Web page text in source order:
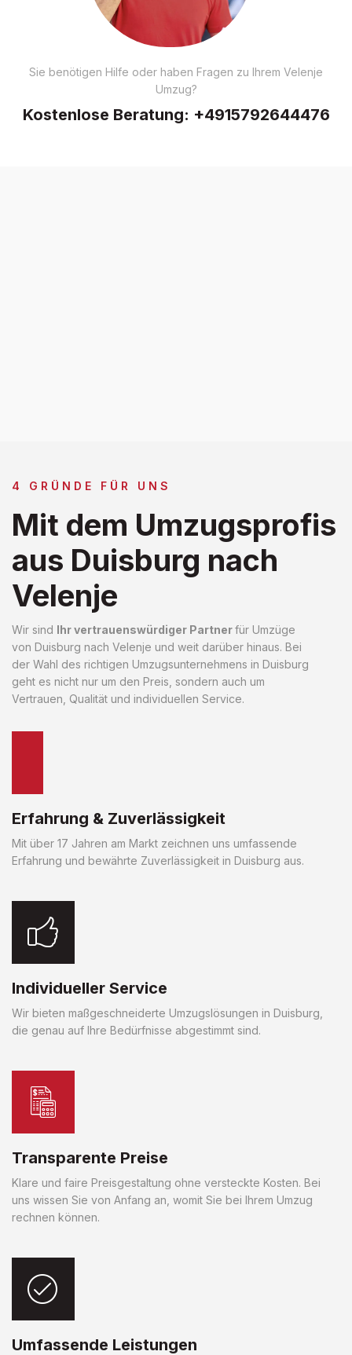
Sie benötigen Hilfe oder haben Fragen zu Ihrem Velenje
Umzug?
Kostenlose Beratung: +4915792644476
4 GRÜNDE FÜR UNS
Mit dem Umzugsprofis
aus Duisburg nach
Velenje
Wir sind Ihr vertrauenswürdiger Partnerfür Umzüge
von Duisburg nach Velenje und weit darüber hinaus. Bei
der Wahl des richtigen Umzugsunternehmens in Duisburg
geht es nicht nur um den Preis, sondern auch um
Vertrauen, Qualität und individuellen Service.
Erfahrung & Zuverlässigkeit
Mit über 17 Jahren am Markt zeichnen uns umfassende
Erfahrung und bewährte Zuverlässigkeit in Duisburg aus.
Individueller Service
Wir bieten maßgeschneiderte Umzugslösungen in Duisburg,
die genau auf Ihre Bedürfnisse abgestimmt sind.
Transparente Preise
Klare und faire Preisgestaltung ohne versteckte Kosten. Bei
uns wissen Sie von Anfang an, womit Sie bei Ihrem Umzug
rechnen können.
Umfassende Leistungen